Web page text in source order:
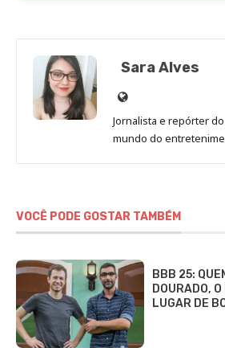
Sara Alves
Site
de
Sara
Jornalista e repórter
mundo do
VOCÊ PODE GOSTAR TAMBÉM
BBB 25:
DOURADO,
LUGAR DE